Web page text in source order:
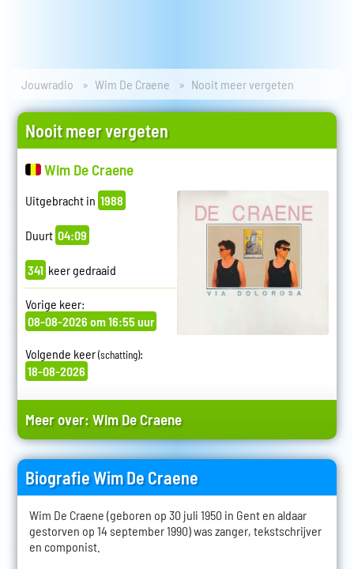
Jouwradio Wim De Craene Nooit meer vergeten
Nooit meer vergeten
Wim De Craene
Uitgebracht in 1988
Duurt 04:09
341 keer gedraaid
Vorige keer:
08-08-2026 om 16:55 uur
Volgende keer(schatting):
18-08-2026
Meer over:Wim De Craene
Biografie Wim De Craene
Wim De Craene (geboren op 30 juli 1950 in Gent en aldaar
gestorven op 14 september 1990) was zanger, tekstschrijver
en componist.